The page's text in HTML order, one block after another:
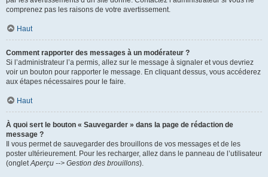
comprenez pas les raisons de votre avertissement.
Haut
Comment rapporter des messages à un modérateur ?
Si l’administrateur l’a permis, allez sur le message à signaler et vous devriez
voir un bouton pour rapporter le message. En cliquant dessus, vous accéderez
aux étapes nécessaires pour le faire.
Haut
À quoi sert le bouton « Sauvegarder » dans la page de rédaction de
message ?
Il vous permet de sauvegarder des brouillons de vos messages et de les
poster ultérieurement. Pour les recharger, allez dans le panneau de l’utilisateur
(ongletAperçu --> Gestion des brouillons).